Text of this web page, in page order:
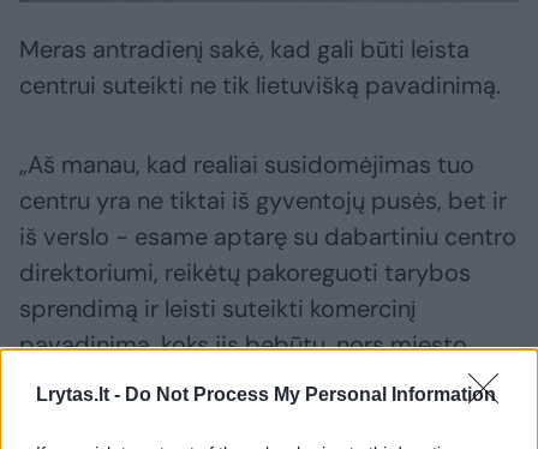
Lrytas.lt - Do Not Process My Personal Information
Meras antradienį sakė, kad gali būti leista
centrui suteikti ne tik lietuvišką pavadinimą.
„Aš manau, kad realiai susidomėjimas tuo
centru yra ne tiktai iš gyventojų pusės, bet ir
iš verslo - esame aptarę su dabartiniu centro
direktoriumi, reikėtų pakoreguoti tarybos
sprendimą ir leisti suteikti komercinį
pavadinimą, koks jis bebūtų, nors miesto
taryba yra pageidavusi, kad tai būtų